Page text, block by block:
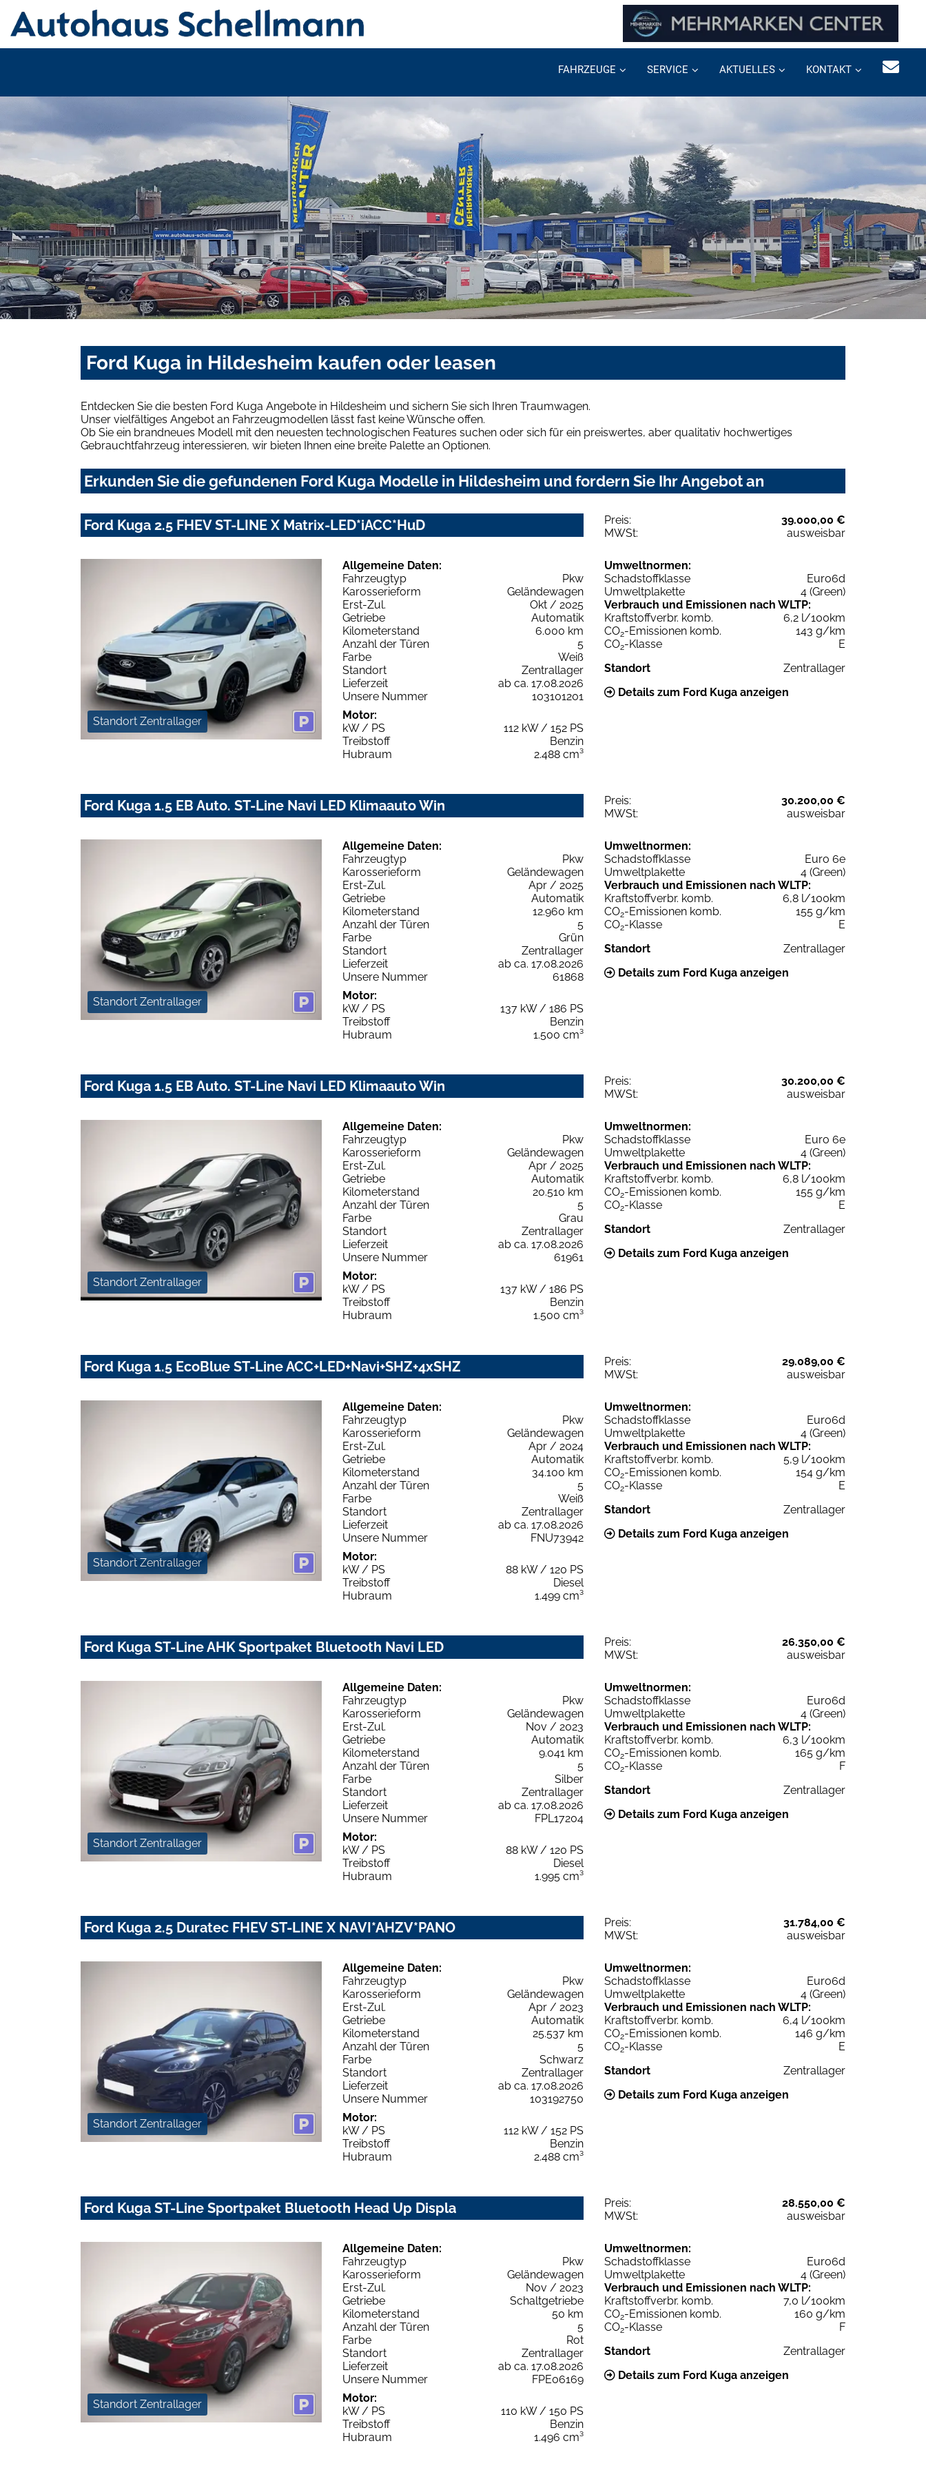
FAHRZEUGE SERVICE AKTUELLES KONTAKT
Ford Kuga in Hildesheim kaufen oder leasen
Entdecken Sie die besten Ford Kuga Angebote in Hildesheim und sichern Sie sich Ihren Traumwagen.
Unser vielfältiges Angebot an Fahrzeugmodellen lässt fast keine Wünsche offen.
Ob Sie ein brandneues Modell mit den neuesten technologischen Features suchen oder sich für ein preiswertes, aber qualitativ hochwertiges
Gebrauchtfahrzeug interessieren, wir bieten Ihnen eine breite Palette an Optionen.
Erkunden Sie die gefundenen Ford Kuga Modelle in Hildesheim und fordern Sie Ihr Angebot an
Ford Kuga 2.5 FHEV ST-LINE X Matrix-LED*iACC*HuD Preis:
39.000,00 €
MWSt:
ausweisbar
Standort Zentrallager
Allgemeine Daten:
Fahrzeugtyp
Pkw
Karosserieform
Geländewagen
Erst-Zul.
Okt / 2025
Getriebe
Automatik
Kilometerstand
6.000 km
Anzahl der Türen
5
Farbe
Weiß
Standort
Zentrallager
Lieferzeit
ab ca. 17.08.2026
Unsere Nummer
103101201
Motor:
kW / PS
112 kW / 152 PS
Treibstoff
Benzin
Hubraum
2.488 cm³
Umweltnormen:
Schadstoffklasse
Euro6d
Umweltplakette
4 (Green)
Verbrauch und Emissionen nach WLTP:
Kraftstoffverbr. komb.
6,2 l/100km
CO2-Emissionen komb.
143 g/km
CO2-Klasse
E
Standort
Zentrallager
Details zum Ford Kuga anzeigen
Ford Kuga 1.5 EB Auto. ST-Line Navi LED Klimaauto Win Preis:
30.200,00 €
MWSt:
ausweisbar
Standort Zentrallager
Allgemeine Daten:
Fahrzeugtyp
Pkw
Karosserieform
Geländewagen
Erst-Zul.
Apr / 2025
Getriebe
Automatik
Kilometerstand
12.960 km
Anzahl der Türen
5
Farbe
Grün
Standort
Zentrallager
Lieferzeit
ab ca. 17.08.2026
Unsere Nummer
61868
Motor:
kW / PS
137 kW / 186 PS
Treibstoff
Benzin
Hubraum
1.500 cm³
Umweltnormen:
Schadstoffklasse
Euro 6e
Umweltplakette
4 (Green)
Verbrauch und Emissionen nach WLTP:
Kraftstoffverbr. komb.
6,8 l/100km
CO2-Emissionen komb.
155 g/km
CO2-Klasse
E
Standort
Zentrallager
Details zum Ford Kuga anzeigen
Ford Kuga 1.5 EB Auto. ST-Line Navi LED Klimaauto Win Preis:
30.200,00 €
MWSt:
ausweisbar
Standort Zentrallager
Allgemeine Daten:
Fahrzeugtyp
Pkw
Karosserieform
Geländewagen
Erst-Zul.
Apr / 2025
Getriebe
Automatik
Kilometerstand
20.510 km
Anzahl der Türen
5
Farbe
Grau
Standort
Zentrallager
Lieferzeit
ab ca. 17.08.2026
Unsere Nummer
61961
Motor:
kW / PS
137 kW / 186 PS
Treibstoff
Benzin
Hubraum
1.500 cm³
Umweltnormen:
Schadstoffklasse
Euro 6e
Umweltplakette
4 (Green)
Verbrauch und Emissionen nach WLTP:
Kraftstoffverbr. komb.
6,8 l/100km
CO2-Emissionen komb.
155 g/km
CO2-Klasse
E
Standort
Zentrallager
Details zum Ford Kuga anzeigen
Ford Kuga 1.5 EcoBlue ST-Line ACC+LED+Navi+SHZ+4xSHZ Preis:
29.089,00 €
MWSt:
ausweisbar
Standort Zentrallager
Allgemeine Daten:
Fahrzeugtyp
Pkw
Karosserieform
Geländewagen
Erst-Zul.
Apr / 2024
Getriebe
Automatik
Kilometerstand
34.100 km
Anzahl der Türen
5
Farbe
Weiß
Standort
Zentrallager
Lieferzeit
ab ca. 17.08.2026
Unsere Nummer
FNU73942
Motor:
kW / PS
88 kW / 120 PS
Treibstoff
Diesel
Hubraum
1.499 cm³
Umweltnormen:
Schadstoffklasse
Euro6d
Umweltplakette
4 (Green)
Verbrauch und Emissionen nach WLTP:
Kraftstoffverbr. komb.
5,9 l/100km
CO2-Emissionen komb.
154 g/km
CO2-Klasse
E
Standort
Zentrallager
Details zum Ford Kuga anzeigen
Ford Kuga ST-Line AHK Sportpaket Bluetooth Navi LED Preis:
26.350,00 €
MWSt:
ausweisbar
Standort Zentrallager
Allgemeine Daten:
Fahrzeugtyp
Pkw
Karosserieform
Geländewagen
Erst-Zul.
Nov / 2023
Getriebe
Automatik
Kilometerstand
9.041 km
Anzahl der Türen
5
Farbe
Silber
Standort
Zentrallager
Lieferzeit
ab ca. 17.08.2026
Unsere Nummer
FPL17204
Motor:
kW / PS
88 kW / 120 PS
Treibstoff
Diesel
Hubraum
1.995 cm³
Umweltnormen:
Schadstoffklasse
Euro6d
Umweltplakette
4 (Green)
Verbrauch und Emissionen nach WLTP:
Kraftstoffverbr. komb.
6,3 l/100km
CO2-Emissionen komb.
165 g/km
CO2-Klasse
F
Standort
Zentrallager
Details zum Ford Kuga anzeigen
Ford Kuga 2.5 Duratec FHEV ST-LINE X NAVI*AHZV*PANO Preis:
31.784,00 €
MWSt:
ausweisbar
Standort Zentrallager
Allgemeine Daten:
Fahrzeugtyp
Pkw
Karosserieform
Geländewagen
Erst-Zul.
Apr / 2023
Getriebe
Automatik
Kilometerstand
25.537 km
Anzahl der Türen
5
Farbe
Schwarz
Standort
Zentrallager
Lieferzeit
ab ca. 17.08.2026
Unsere Nummer
103192750
Motor:
kW / PS
112 kW / 152 PS
Treibstoff
Benzin
Hubraum
2.488 cm³
Umweltnormen:
Schadstoffklasse
Euro6d
Umweltplakette
4 (Green)
Verbrauch und Emissionen nach WLTP:
Kraftstoffverbr. komb.
6,4 l/100km
CO2-Emissionen komb.
146 g/km
CO2-Klasse
E
Standort
Zentrallager
Details zum Ford Kuga anzeigen
Ford Kuga ST-Line Sportpaket Bluetooth Head Up Displa Preis:
28.550,00 €
MWSt:
ausweisbar
Standort Zentrallager
Allgemeine Daten:
Fahrzeugtyp
Pkw
Karosserieform
Geländewagen
Erst-Zul.
Nov / 2023
Getriebe
Schaltgetriebe
Kilometerstand
50 km
Anzahl der Türen
5
Farbe
Rot
Standort
Zentrallager
Lieferzeit
ab ca. 17.08.2026
Unsere Nummer
FPE06169
Motor:
kW / PS
110 kW / 150 PS
Treibstoff
Benzin
Hubraum
1.496 cm³
Umweltnormen:
Schadstoffklasse
Euro6d
Umweltplakette
4 (Green)
Verbrauch und Emissionen nach WLTP:
Kraftstoffverbr. komb.
7,0 l/100km
CO2-Emissionen komb.
160 g/km
CO2-Klasse
F
Standort
Zentrallager
Details zum Ford Kuga anzeigen